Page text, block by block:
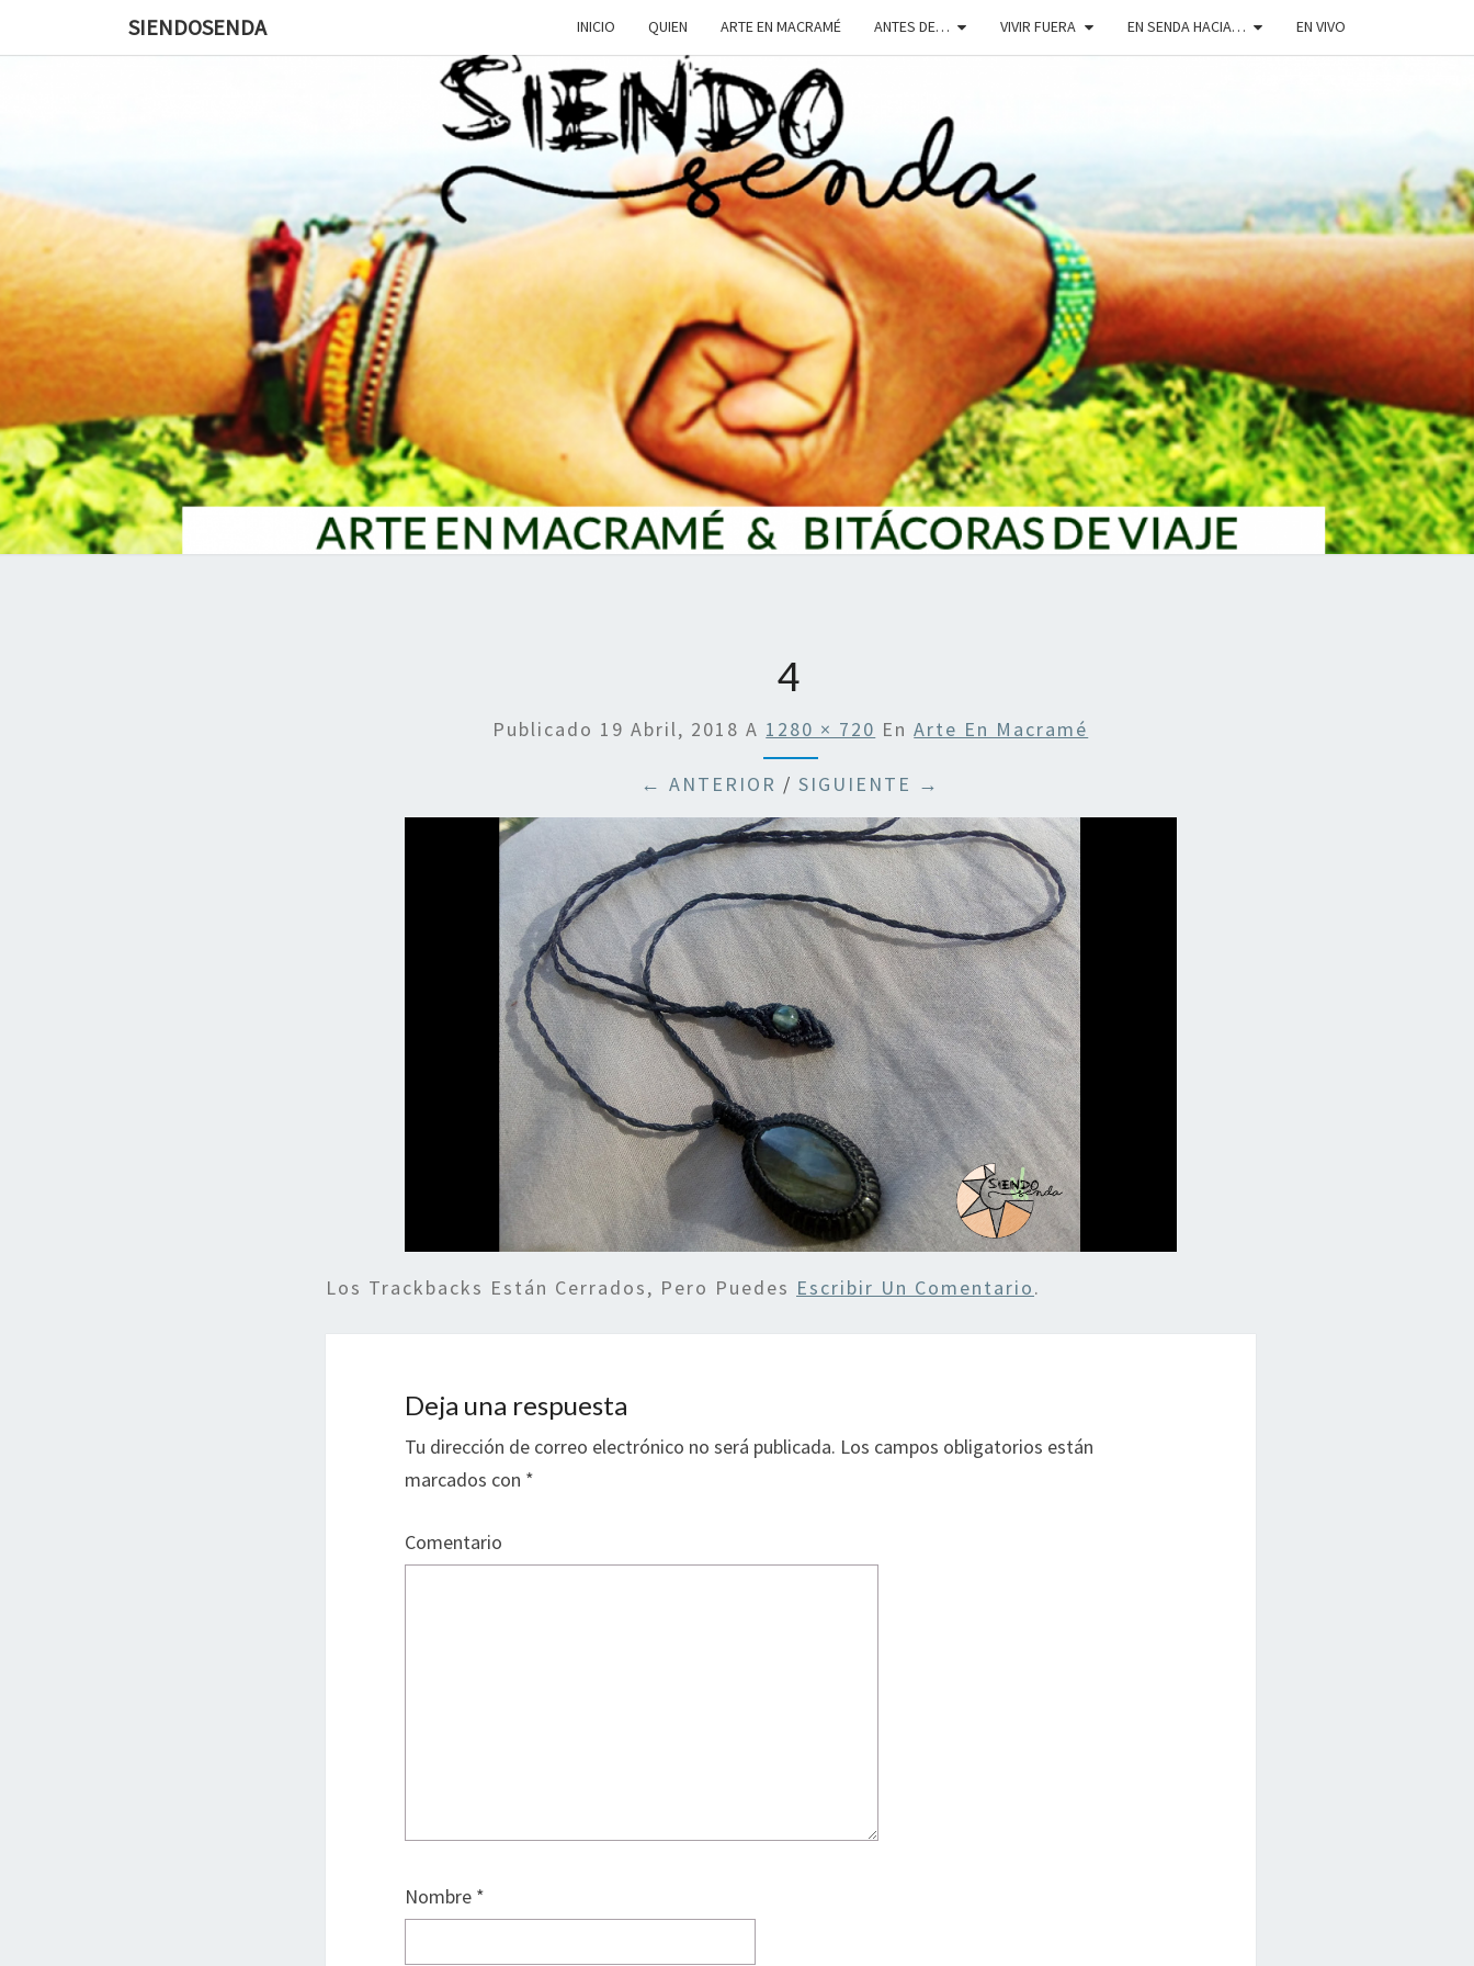
SIENDOSENDA INICIO QUIEN ARTE EN MACRAMÉ ANTES DE… VIVIR FUERA EN SENDA HACIA… EN VIVO
SIENDOSENDA
4
Publicado 19 Abril, 2018 A 1280 × 720 EnArte En Macramé
← ANTERIOR /SIGUIENTE →
Los Trackbacks Están Cerrados, Pero Puedes Escribir Un Comentario.
Deja una respuesta
Tu dirección de correo electrónico no será publicada. Los campos obligatorios están
marcados con *
Comentario
Nombre *